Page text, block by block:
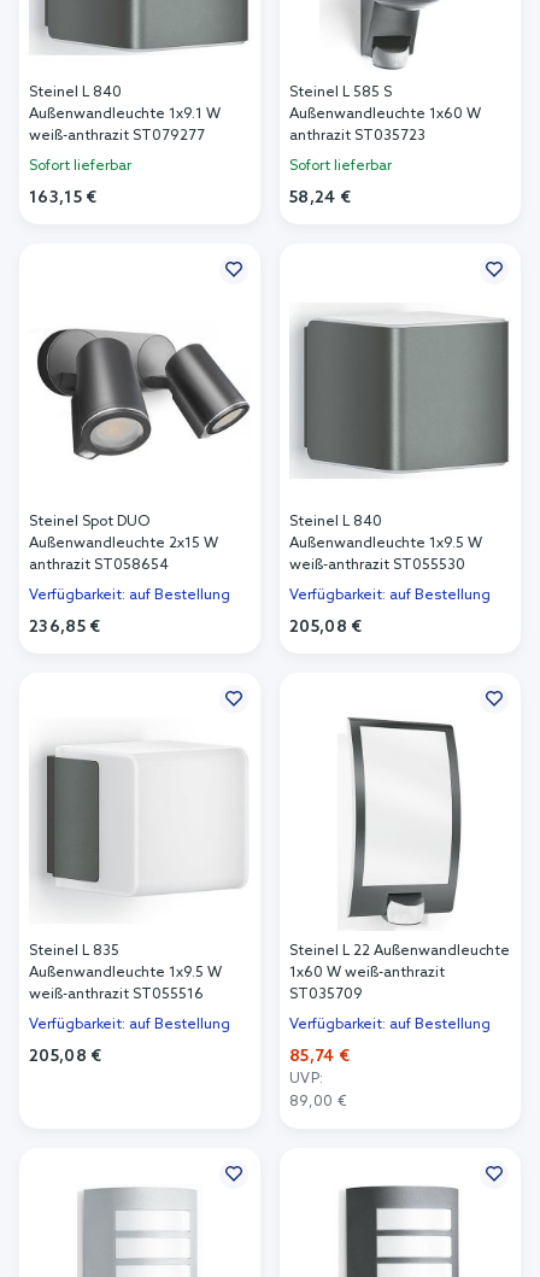
Steinel L 840
Außenwandleuchte 1x9.1 W
weiß-anthrazit ST079277
Sofort lieferbar
163,15 €
Steinel L 585 S
Außenwandleuchte 1x60 W
anthrazit ST035723
Sofort lieferbar
58,24 €
Steinel Spot DUO
Außenwandleuchte 2x15 W
anthrazit ST058654
Verfügbarkeit: auf Bestellung
236,85 €
Steinel L 840
Außenwandleuchte 1x9.5 W
weiß-anthrazit ST055530
Verfügbarkeit: auf Bestellung
205,08 €
Steinel L 835
Außenwandleuchte 1x9.5 W
weiß-anthrazit ST055516
Verfügbarkeit: auf Bestellung
205,08 €
Steinel L 22 Außenwandleuchte
1x60 W weiß-anthrazit
ST035709
Verfügbarkeit: auf Bestellung
85,74 €
UVP:
89,00 €